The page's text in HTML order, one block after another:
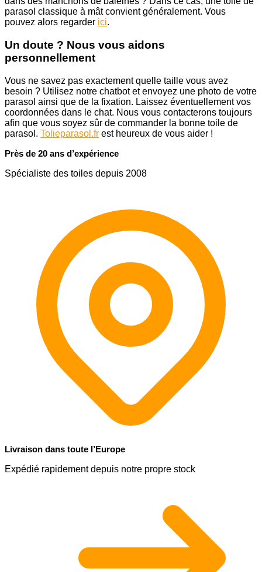
parasol classique à mât convient généralement. Vous
pouvez alors regarder ici.
Un doute ? Nous vous aidons
personnellement
Vous ne savez pas exactement quelle taille vous avez
besoin ? Utilisez notre chatbot et envoyez une photo de votre
parasol ainsi que de la fixation. Laissez éventuellement vos
coordonnées dans le chat. Nous vous contacterons toujours
afin que vous soyez sûr de commander la bonne toile de
parasol. Tolieparasol.fr est heureux de vous aider !
Près de 20 ans d’expérience
Spécialiste des toiles depuis 2008
Livraison dans toute l’Europe
Expédié rapidement depuis notre propre stock